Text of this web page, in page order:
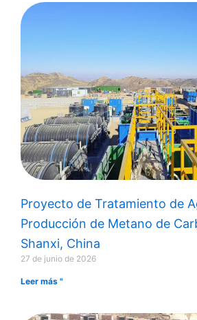
Proyecto de Tratamiento de
Producción de Metano de
Shanxi, China
27 de junio de 2026
Leer más "